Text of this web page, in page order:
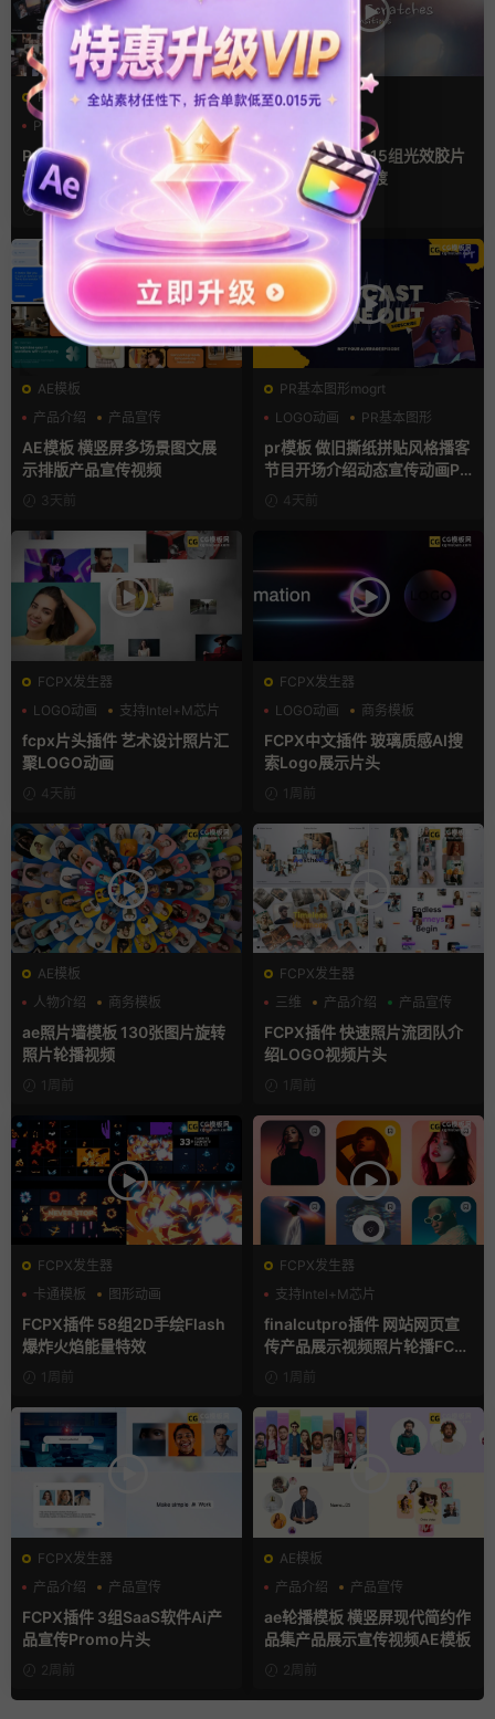
PR基本图形mogrt
PR基本图形
企业宣传模板
幻灯片
Pr视频模板 10款3D空间多屏
切换开场相册视频展示照片墙
pr模板
4小时前
FCPX转场
光效
复古风
支持Intel+M芯片
FCPX转场插件 15组光效胶片
划痕复古视频过渡
4小时前
AE模板
产品介绍
产品宣传
产品展示
AE模板 横竖屏多场景图文展
示排版产品宣传视频
3天前
PR基本图形mogrt
LOGO动画
PR基本图形
复古风
pr模板 做旧撕纸拼贴风格播客
节目开场介绍动态宣传动画PR
模版4天前
FCPX发生器
LOGO动画
支持Intel+M芯片
汇聚
fcpx片头插件 艺术设计照片汇
聚LOGO动画
4天前
FCPX发生器
LOGO动画
商务模板
支持Intel+M芯片
FCPX中文插件 玻璃质感AI搜
索Logo展示片头
1周前
AE模板
人物介绍
商务模板
幻灯片
ae照片墙模板 130张图片旋转
照片轮播视频
1周前
FCPX发生器
三维
产品介绍 产品宣传
FCPX插件 快速照片流团队介
绍LOGO视频片头
1周前
FCPX发生器
卡通模板
图形动画
手绘风
FCPX插件 58组2D手绘Flash
爆炸火焰能量特效
1周前
FCPX发生器
支持Intel+M芯片
finalcutpro插件 网站网页宣
传产品展示视频照片轮播FCP
X插件1周前
FCPX发生器
产品介绍
产品宣传
产品展示
FCPX插件 3组SaaS软件Ai产
品宣传Promo片头
2周前
AE模板
产品介绍
产品宣传
产品展示
ae轮播模板 横竖屏现代简约作
品集产品展示宣传视频AE模板
2周前